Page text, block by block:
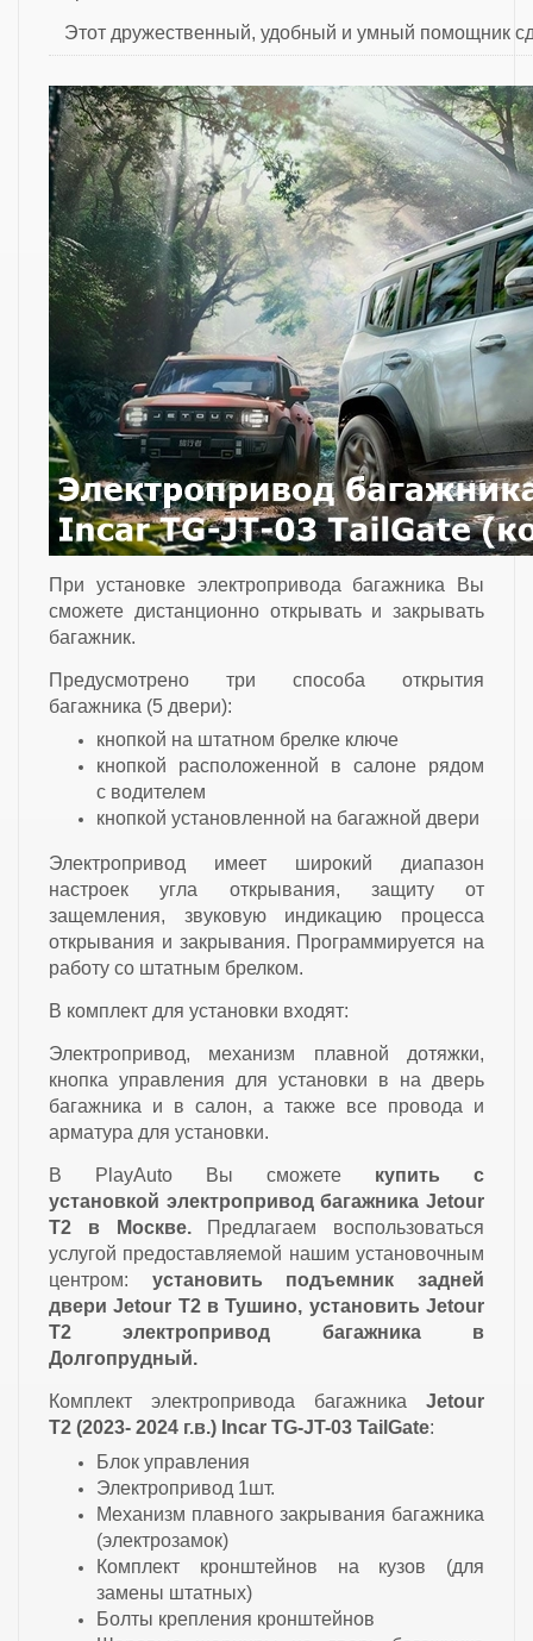
Этот дружественный, удобный и умный помощник
При установке электропривода багажника Вы
сможете дистанционно открывать и закрывать
багажник.
Предусмотрено три способа открытия
багажника (5 двери):
кнопкой на штатном брелке ключе
кнопкой расположенной в салоне рядом
с водителем
кнопкой установленной на багажной двери
Электропривод имеет широкий диапазон
настроек угла открывания, защиту от
защемления, звуковую индикацию процесса
открывания и закрывания. Программируется на
работу со штатным брелком.
В комплект для установки входят:
Электропривод, механизм плавной дотяжки,
кнопка управления для установки в на дверь
багажника и в салон, а также все провода и
арматура для установки.
В PlayAuto Вы сможете купить с
установкой электропривод багажника Jetour
T2 в Москве.Предлагаем воспользоваться
услугой предоставляемой нашим установочным
центром: установить подъемник задней
двери Jetour T2 в Тушино, установить Jetour
T2 электропривод багажника в
Долгопрудный.
Комплект электропривода багажника Jetour
T2 (2023- 2024 г.в.) Incar TG-JT-03 TailGate:
Блок управления
Электропривод 1шт.
Механизм плавного закрывания багажника
(электрозамок)
Комплект кронштейнов на кузов (для
замены штатных)
Болты крепления кронштейнов